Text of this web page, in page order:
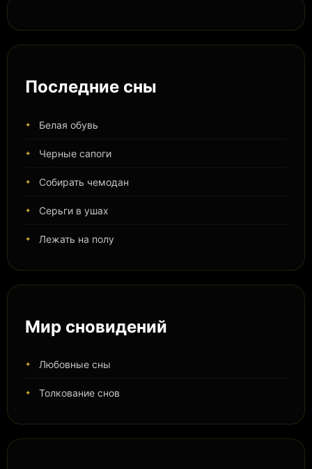
Последние сны
Белая обувь
Черные сапоги
Собирать чемодан
Серьги в ушах
Лежать на полу
Мир сновидений
Любовные сны
Толкование снов